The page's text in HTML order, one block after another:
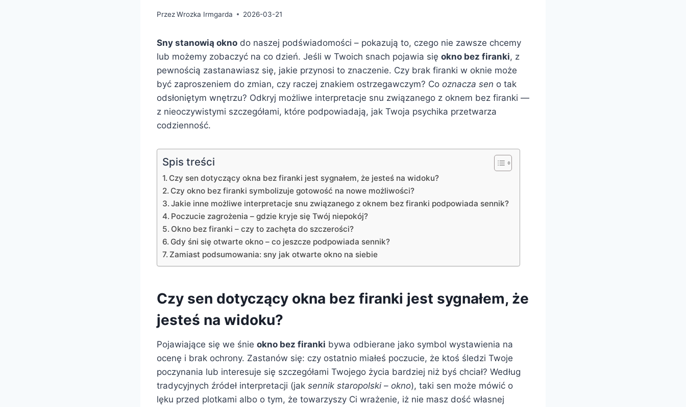
PrzezWrozka Irmgarda 2026-03-21
Sny stanowią okno do naszej podświadomości – pokazują to, czego nie zawsze chcemy
lub możemy zobaczyć na co dzień. Jeśli w Twoich snach pojawia się okno bez firanki, z
pewnością zastanawiasz się, jakie przynosi to znaczenie. Czy brak firanki w oknie może
być zaproszeniem do zmian, czy raczej znakiem ostrzegawczym? Co oznacza sen o tak
odsłoniętym wnętrzu? Odkryj możliwe interpretacje snu związanego z oknem bez firanki —
z nieoczywistymi szczegółami, które podpowiadają, jak Twoja psychika przetwarza
codzienność.
Spis treści
Czy sen dotyczący okna bez firanki jest sygnałem, że jesteś na widoku?
Czy okno bez firanki symbolizuje gotowość na nowe możliwości?
Jakie inne możliwe interpretacje snu związanego z oknem bez firanki podpowiada sennik?
Poczucie zagrożenia – gdzie kryje się Twój niepokój?
Okno bez firanki – czy to zachęta do szczerości?
Gdy śni się otwarte okno – co jeszcze podpowiada sennik?
Zamiast podsumowania: sny jak otwarte okno na siebie
Czy sen dotyczący okna bez firanki jest sygnałem, że
jesteś na widoku?
Pojawiające się we śnie okno bez firanki bywa odbierane jako symbol wystawienia na
ocenę i brak ochrony. Zastanów się: czy ostatnio miałeś poczucie, że ktoś śledzi Twoje
poczynania lub interesuje się szczegółami Twojego życia bardziej niż byś chciał? Według
tradycyjnych źródeł interpretacji (jak sennik staropolski – okno), taki sen może mówić o
lęku przed plotkami albo o tym, że towarzyszy Ci wrażenie, iż nie masz dość własnej